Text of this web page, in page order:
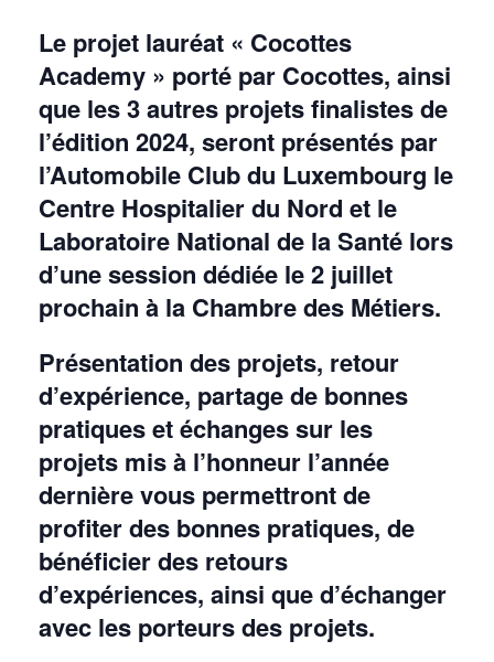
Le projet lauréat « Cocottes
Academy » porté par Cocottes, ainsi
que les 3 autres projets finalistes de
l’édition 2024, seront présentés par
l’Automobile Club du Luxembourg le
Centre Hospitalier du Nord et le
Laboratoire National de la Santé lors
d’une session dédiée le 2 juillet
prochain à la Chambre des Métiers.
Présentation des projets, retour
d’expérience, partage de bonnes
pratiques et échanges sur les
projets mis à l’honneur l’année
dernière vous permettront de
profiter des bonnes pratiques, de
bénéficier des retours
d’expériences, ainsi que d’échanger
avec les porteurs des projets.